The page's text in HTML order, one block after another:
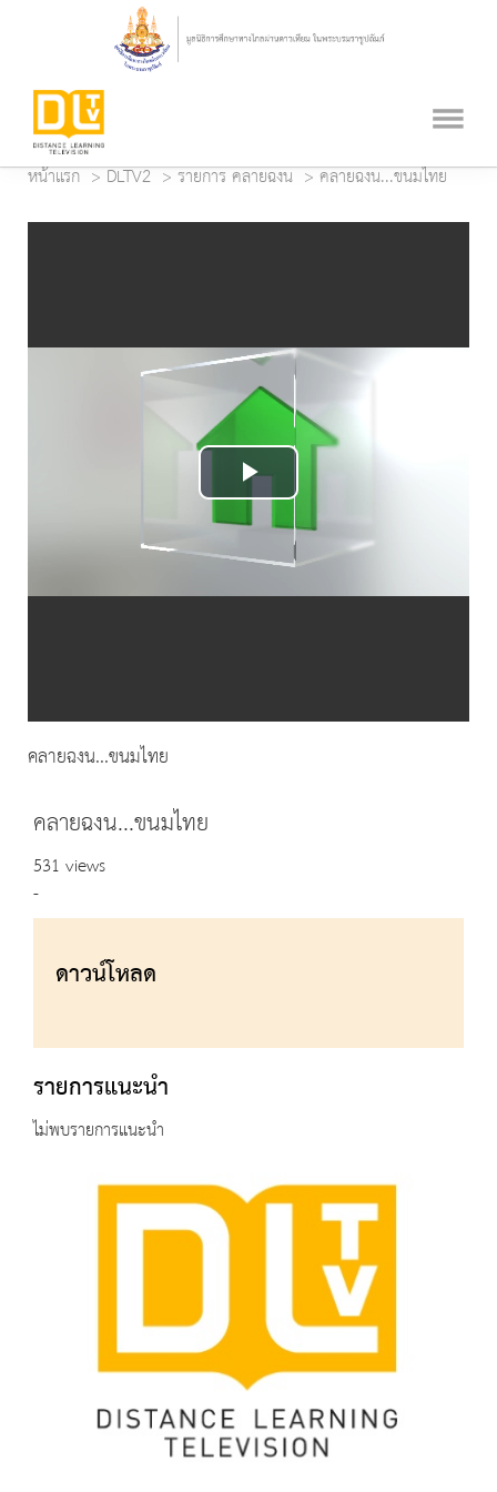
หน้าแรก DLTV2 รายการ คลายฉงน คลายฉงน...ขนมไทย
Play
Video
คลายฉงน...ขนมไทย
คลายฉงน...ขนมไทย
531 views
-
ดาวน์โหลด
รายการแนะนำ
ไม่พบรายการแนะนำ